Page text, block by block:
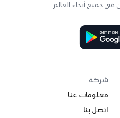
في جميع أنحاء العالم.
شركة
معلومات عنا
اتصل بنا